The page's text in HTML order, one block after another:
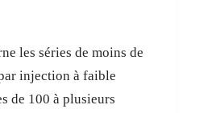
les séries de moins de
injection à faible
de 100 à plusieurs